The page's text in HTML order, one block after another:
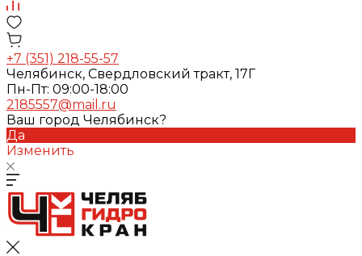
+7 (351) 218-55-57
Челябинск, Свердловский тракт, 17Г
Пн-Пт: 09:00-18:00
2185557@mail.ru
Ваш город Челябинск?
Да
Изменить